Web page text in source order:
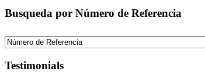
Busqueda por Número de Referencia
Testimonials